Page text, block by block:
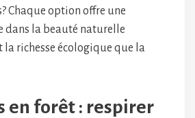
Chaque option offre une
dans la beauté naturelle
la richesse écologique que la
en forêt : respirer